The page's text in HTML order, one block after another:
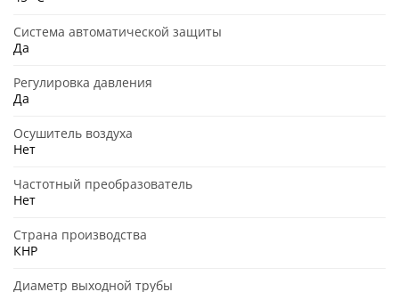
Система автоматической защиты
Да
Регулировка давления
Да
Осушитель воздуха
Нет
Частотный преобразователь
Нет
Страна производства
КНР
Диаметр выходной трубы